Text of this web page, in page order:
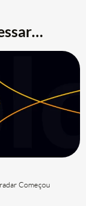
Começou